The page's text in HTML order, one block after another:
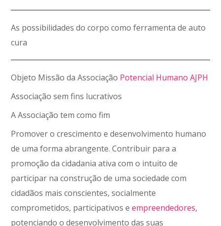
As possibilidades do corpo como ferramenta de auto
cura
Objeto Missão da Associação Potencial Humano AJPH
Associação sem fins lucrativos
A Associação tem como fim
Promover o crescimento e desenvolvimento humano
de uma forma abrangente. Contribuir para a
promoção da cidadania ativa com o intuito de
participar na construção de uma sociedade com
cidadãos mais conscientes, socialmente
comprometidos, participativos eempreendedores,
potenciando o desenvolvimento das suas